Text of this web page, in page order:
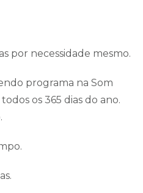
por necessidade mesmo.
programa na Som
os 365 dias do ano.